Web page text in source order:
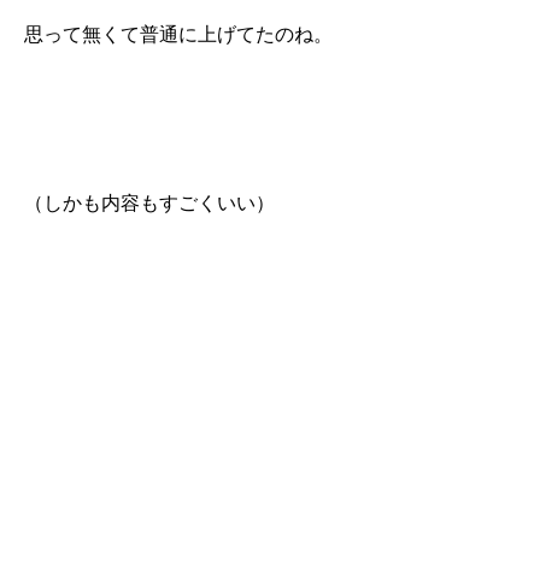
思って無くて普通に上げてたのね。
（しかも内容もすごくいい）